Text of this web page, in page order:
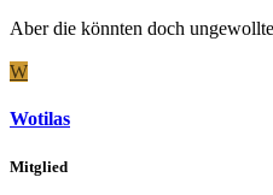
Aber die könnten doch
W
Wotilas
Mitglied